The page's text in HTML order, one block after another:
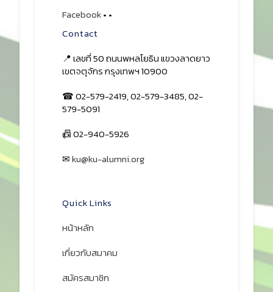
Facebook• •
Contact
📍 เลขที่ 50 ถนนพหลโยธิน แขวงลาดยาว
เขตจตุจักร กรุงเทพฯ 10900
☎ 02-579-2419, 02-579-3485, 02-
579-5091
📠 02-940-5926
✉ku@ku-alumni.org
Quick Links
หน้าหลัก
เกี่ยวกับสมาคม
สมัครสมาชิก